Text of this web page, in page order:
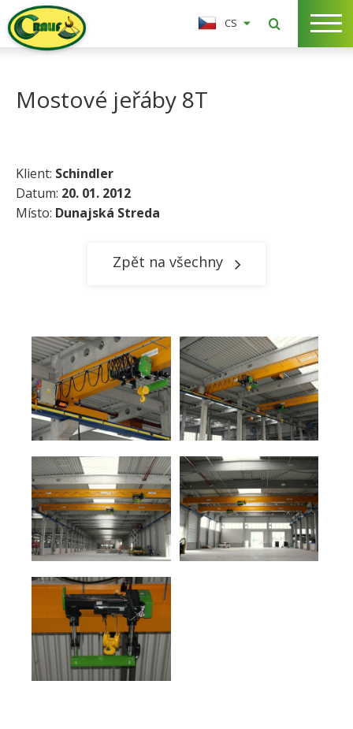
CS
Mostové jeřáby 8T
Klient: Schindler
Datum: 20. 01. 2012
Místo: Dunajská Streda​
Zpět na všechny